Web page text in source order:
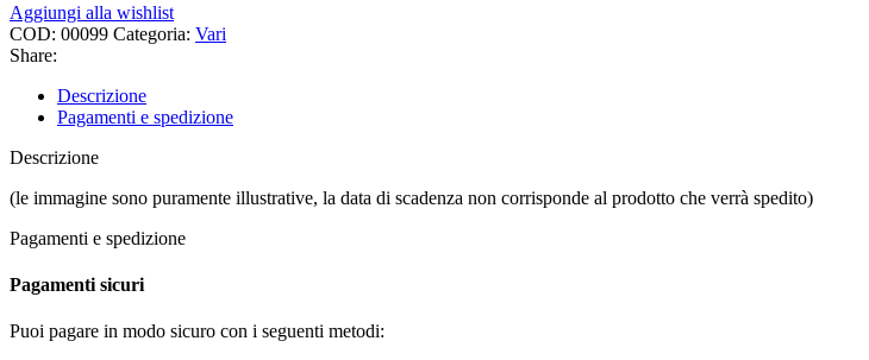
Aggiungi alla wishlist
COD: 00099 Categoria: Vari
Share:
Descrizione
Pagamenti e spedizione
Descrizione
(le immagine sono puramente illustrative, la data di scadenza non corrisponde al prodotto che verrà spedito)
Pagamenti e spedizione
Pagamenti sicuri
Puoi pagare in modo sicuro con i seguenti metodi: